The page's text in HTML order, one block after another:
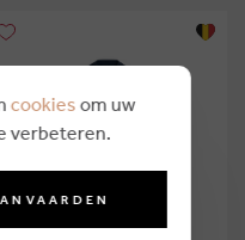
cookies om uw
verbeteren.